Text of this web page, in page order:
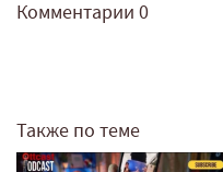
Комментарии 0
Также по теме